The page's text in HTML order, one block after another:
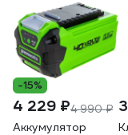
-15%
4 229 ₽4 990 ₽
Аккумулятор